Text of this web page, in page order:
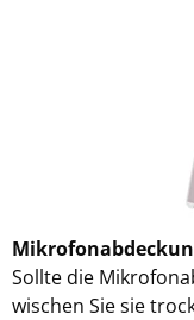
Sollte die
wischen Sie sie